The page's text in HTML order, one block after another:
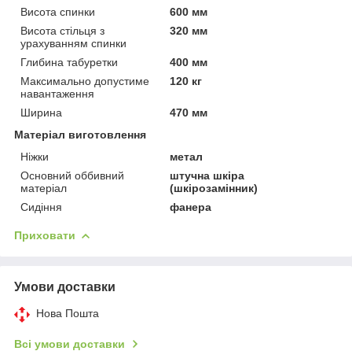
Висота спинки
600 мм
Висота стільця з
урахуванням спинки
320 мм
Глибина табуретки
400 мм
Максимально допустиме
навантаження
120 кг
Ширина
470 мм
Матеріал виготовлення
Ніжки
метал
Основний оббивний
матеріал
штучна шкіра
(шкірозамінник)
Сидіння
фанера
Приховати
Умови доставки
Нова Пошта
Всі умови доставки